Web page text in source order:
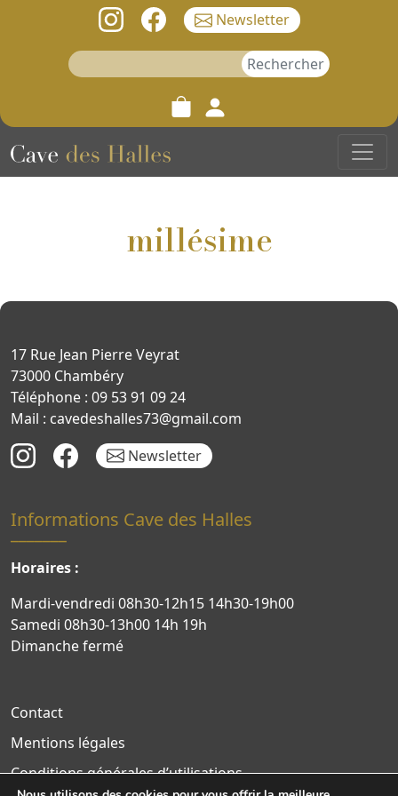
Newsletter
Rechercher :
millésime
17 Rue Jean Pierre Veyrat
73000 Chambéry
Téléphone : 09 53 91 09 24
Mail : cavedeshalles73@gmail.com
Newsletter
Informations Cave des Halles
Horaires :
Mardi-vendredi 08h30-12h15 14h30-19h00
Samedi 08h30-13h00 14h 19h
Dimanche fermé
Contact
Mentions légales
Conditions générales d’utilisations